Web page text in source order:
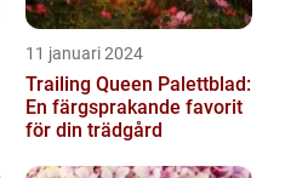
11 januari 2024
Trailing Queen Palettblad:
En färgsprakande favorit
för din trädgård